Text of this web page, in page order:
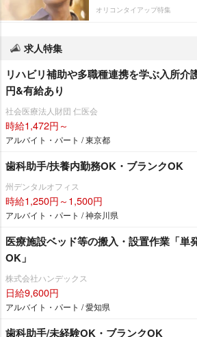
オリコンタイアップ特集
求人特集
リハビリ補助や多職種連携を学ぶ入所介
円&有給あり
社会医療法人財団 仁医会
時給1,472円～
アルバイト・パート / 東京都
歯科助手/扶養内勤務OK・ブランクOK
州デンタルオフィス
時給1,250円～1,500円
アルバイト・パート / 神奈川県
医療施設ベッド等の搬入・設置作業「単
OK」
株式会社ハンデックス
日給9,600円
アルバイト・パート / 愛知県
歯科助手/未経験OK・ブランクOK